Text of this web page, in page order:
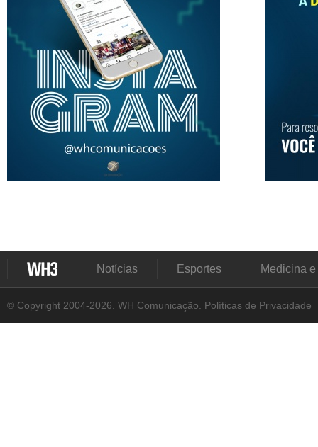
Notícias Esportes Medicina
© Copyright 2004-2026. WH Comunicação. Políticas de Privacidade